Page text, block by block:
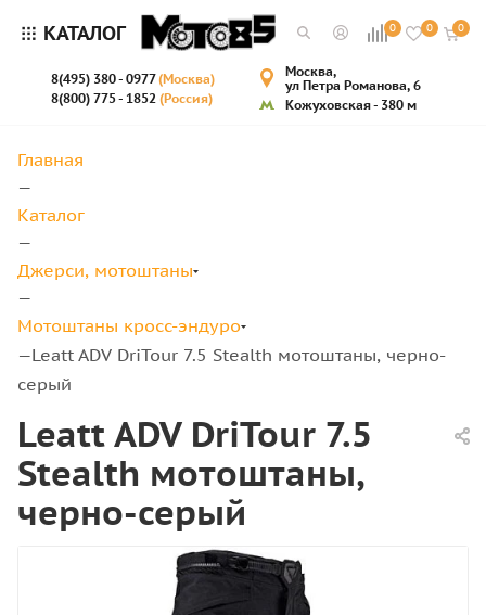
КАТАЛОГ 0 0 0
8(495) 380 - 0977(Москва)
8(800) 775 - 1852 (Россия)
Москва,
ул Петра Романова, 6
Кожуховская - 380 м
Главная
—
Каталог
—
Джерси, мотоштаны
—
Мотоштаны кросс-эндуро
—Leatt ADV DriTour 7.5 Stealth мотоштаны, черно-
серый
Leatt ADV DriTour 7.5
Stealth мотоштаны,
черно-серый